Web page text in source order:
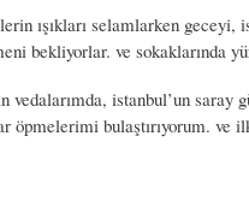
ışıkları selamlarken
bekliyorlar. ve sokaklarında
vedalarımda, istanbul’un
öpmelerimi bulaştırıyorum. ve